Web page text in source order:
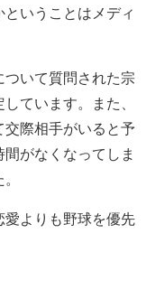
いうことはメディ
いて質問された宗
ています。また、
際相手がいると予
がなくなってしま
愛よりも野球を優先